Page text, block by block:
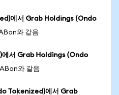
에서 Grab Holdings (Ondo
와 같음
서 Grab Holdings (Ondo
와 같음
Tokenized)에서 Grab